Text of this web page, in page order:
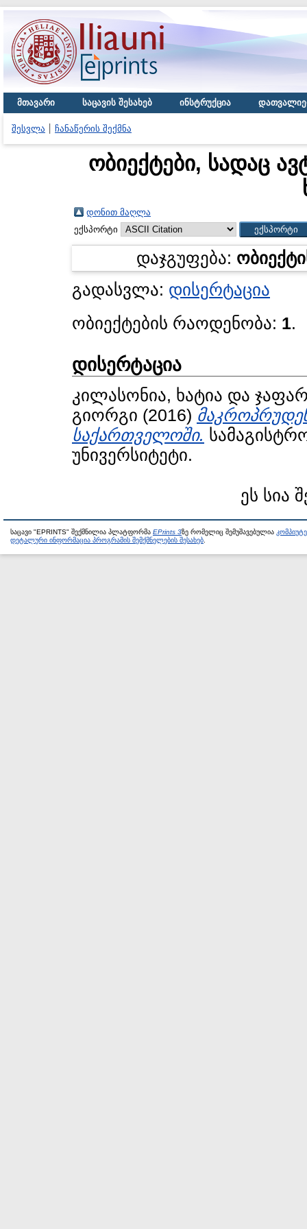
მთავარი საცავის შესახებ ინსტრუქცია
შესვლა ჩანაწერის შექმნა
ობიექტები, სადაც
დონით მაღლა
ექსპორტი
დაჯგუფება:
გადასვლა: დისერტაცია
ობიექტების რაოდენობა: 1.
დისერტაცია
კილასონია, ხატია და
გიორგი (2016)
საქართველოში.
უნივერსიტეტი.
ეს სია
საცავი "EPRINTS" შექმნილია პლატფორმა EPrints 3ზე რომელიც შემუშავებულია
დეტალური ინფორმაცია პროგრამის შემქმნელების შესახებ